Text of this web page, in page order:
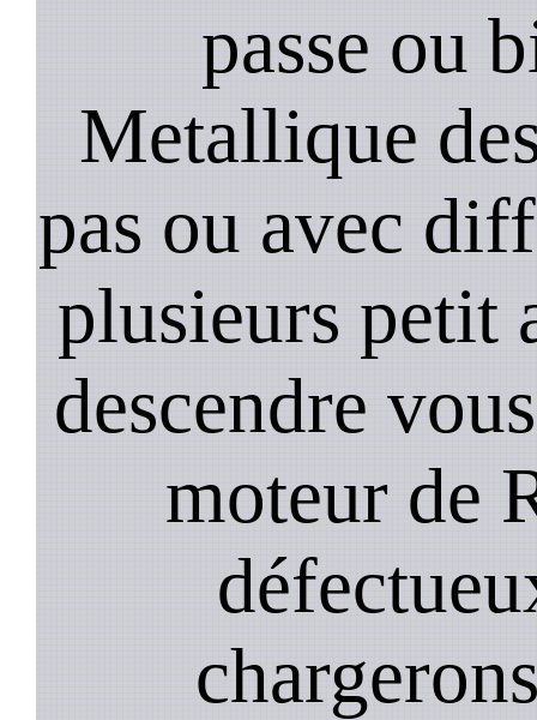
passe ou
Metallique
pas ou avec
plusieurs petit
descendre
moteur de